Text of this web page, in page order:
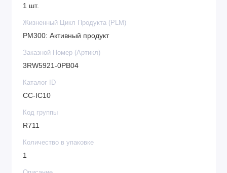
1 шт.
Жизненный Цикл Продукта (PLM)
PM300: Активный продукт
Заказной Номер (Артикл)
3RW5921-0PB04
Каталог ID
CC-IC10
Код группы
R711
Количество в упаковке
1